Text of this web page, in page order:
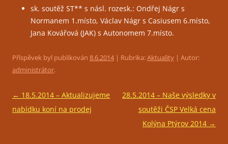
sk. soutěž ST** s násl. rozesk.: Ondřej Nágr s
Normanem 1.místo, Václav Nágr s Casiusem 6.místo,
Jana Kovářová (JAK) s Autonomem 7.místo.
Příspěvek byl publikován 8.6.2014 | Rubrika:Aktuality | Autor:
administrátor.
Navigace
pro
← 18.5.2014 – Aktualizujeme
nabídku koní na prodej
28.5.2014 – Naše výsledky v
soutěži ČSP Velká cena
Kolýna Ptýrov 2014 →